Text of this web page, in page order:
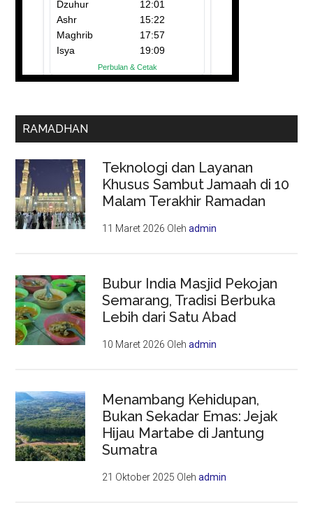
RAMADHAN
Teknologi dan Layanan
Khusus Sambut Jamaah di 10
Malam Terakhir Ramadan
11 Maret 2026 Olehadmin
Bubur India Masjid Pekojan
Semarang, Tradisi Berbuka
Lebih dari Satu Abad
10 Maret 2026 Olehadmin
Menambang Kehidupan,
Bukan Sekadar Emas: Jejak
Hijau Martabe di Jantung
Sumatra
21 Oktober 2025 Olehadmin